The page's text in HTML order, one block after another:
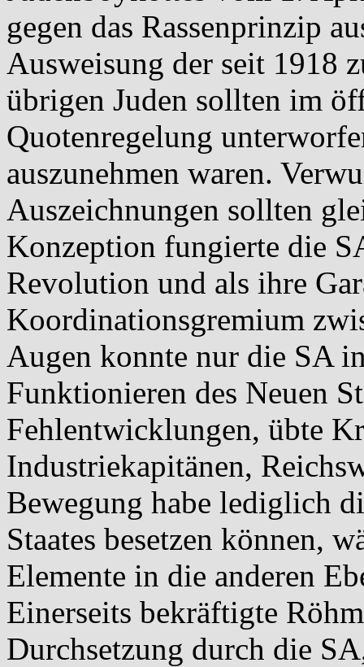
gegen das Rassenprinzip
Ausweisung der seit 1918
übrigen Juden sollten im
Quotenregelung
auszunehmen waren.
Auszeichnungen sollten
Konzeption fungierte die
Revolution und als ihre
Koordinationsgremium
Augen konnte nur die SA
Funktionieren des Neuen
Fehlentwicklungen, übte
Industriekapitänen,
Bewegung habe lediglich
Staates besetzen können,
Elemente in die anderen
Einerseits bekräftigte
Durchsetzung durch die